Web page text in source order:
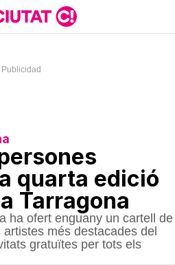
quarta edició
Tarragona
ha ofert enguany un cartell de
més destacades del
gratuïtes per tots els